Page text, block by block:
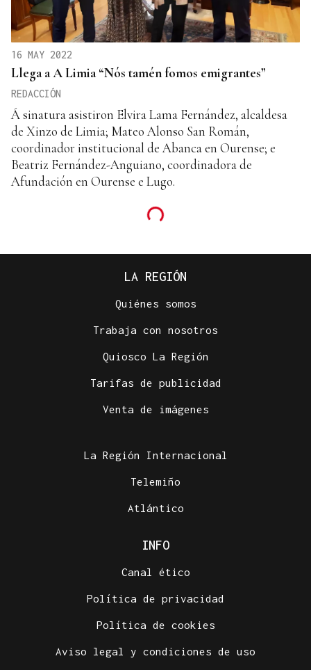
16 MAY 2022
Llega a A Limia “Nós tamén fomos emigrantes”
REDACCIÓN
Á sinatura asistiron Elvira Lama Fernández, alcaldesa
de Xinzo de Limia; Mateo Alonso San Román,
coordinador institucional de Abanca en Ourense; e
Beatriz Fernández-Anguiano, coordinadora de
Afundación en Ourense e Lugo.
LA REGIÓN
Quiénes somos
Trabaja con nosotros
Quiosco La Región
Tarifas de publicidad
Venta de imágenes
La Región Internacional
Telemiño
Atlántico
INFO
Canal ético
Política de privacidad
Política de cookies
Aviso legal y condiciones de uso